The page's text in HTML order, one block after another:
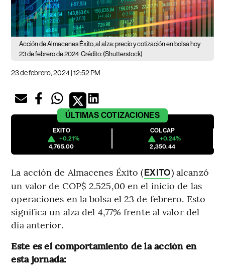
Acción de Almacenes Éxito, al alza: precio y cotización en bolsa hoy
23 de febrero de 2024 Crédito: (Shutterstock)
23 de febrero, 2024 | 12:52 PM
ÚLTIMAS COTIZACIONES
EXITO
+0.21%
4,765.00
COLCAP
+0.24%
2,350.44
La acción de Almacenes Éxito (EXITO) alcanzó
un valor de COP$ 2.525,00 en el inicio de las
operaciones en la bolsa el 23 de febrero. Esto
significa un alza del 4,77% frente al valor del
día anterior.
Este es el comportamiento de la acción en
esta jornada: